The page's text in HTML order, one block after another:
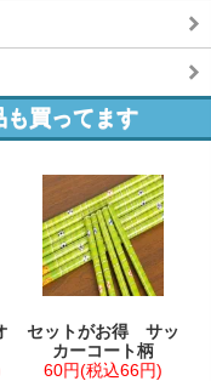
も買ってます
セットがお得 サッ
カーコート柄
60円(税込66円)